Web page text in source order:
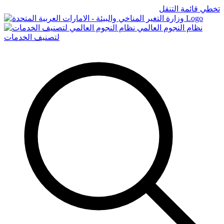
تخطي قائمة التنقل
Logo
نظام النجوم العالمي
لتصنيف الخدمات